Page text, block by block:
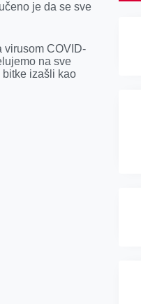
je da se sve
virusom COVID-
na sve
bitke izašli kao